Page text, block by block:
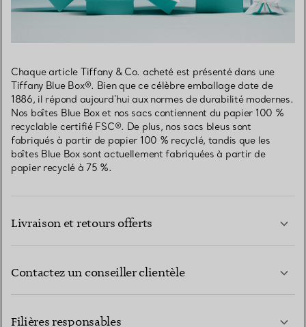
Chaque article Tiffany & Co. acheté est présenté dans une
Tiffany Blue Box®. Bien que ce célèbre emballage date de
1886, il répond aujourd’hui aux normes de durabilité modernes.
Nos boîtes Blue Box et nos sacs contiennent du papier 100 %
recyclable certifié FSC®. De plus, nos sacs bleus sont
fabriqués à partir de papier 100 % recyclé, tandis que les
boîtes Blue Box sont actuellement fabriquées à partir de
papier recyclé à 75 %.
Livraison et retours offerts
Contactez un conseiller clientèle
Filières responsables